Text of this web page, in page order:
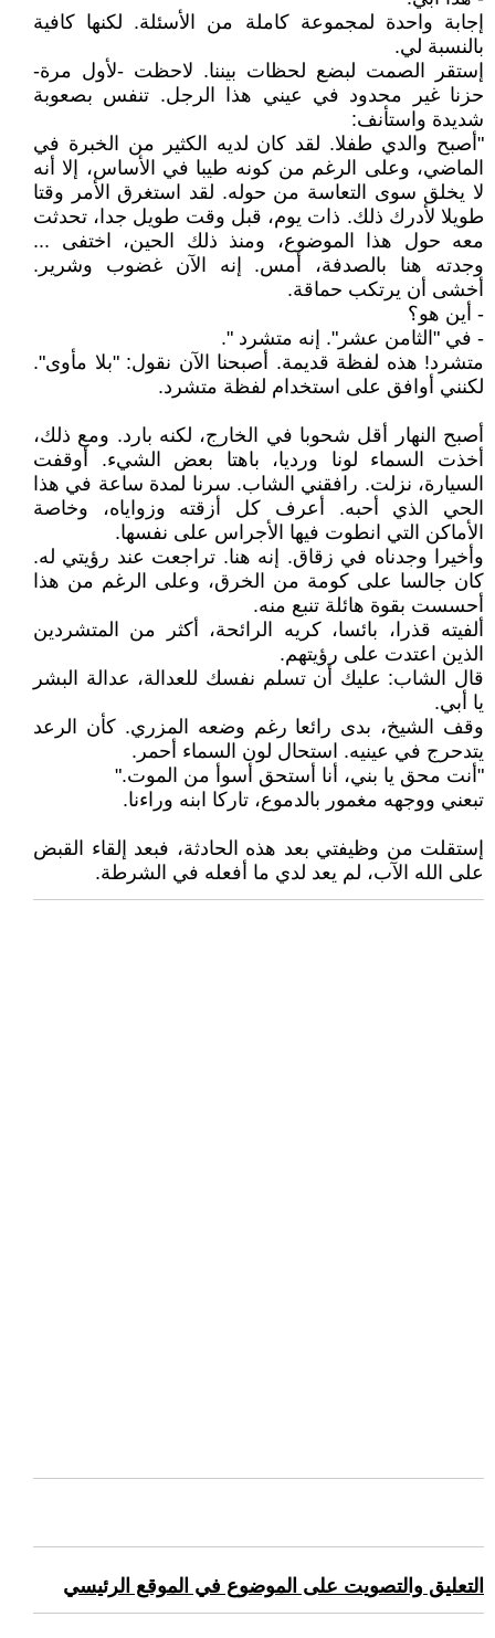
إجابة واحدة لمجموعة كاملة من الأسئلة. لكنها كافية
بالنسبة لي.
إستقر الصمت لبضع لحظات بيننا. لاحظت -لأول مرة-
حزنا غير محدود في عيني هذا الرجل. تنفس بصعوبة
شديدة واستأنف:
"أصبح والدي طفلا. لقد كان لديه الكثير من الخبرة في
الماضي، وعلى الرغم من كونه طيبا في الأساس، إلا أنه
لا يخلق سوى التعاسة من حوله. لقد استغرق الأمر وقتا
طويلا لأدرك ذلك. ذات يوم، قبل وقت طويل جدا، تحدثت
معه حول هذا الموضوع، ومنذ ذلك الحين، اختفى ...
وجدته هنا بالصدفة، أمس. إنه الآن غضوب وشرير.
أخشى أن يرتكب حماقة.
- أين هو؟
- في "الثامن عشر". إنه متشرد ".
متشرد! هذه لفظة قديمة. أصبحنا الآن نقول: "بلا مأوى".
لكنني أوافق على استخدام لفظة متشرد.
أصبح النهار أقل شحوبا في الخارج، لكنه بارد. ومع ذلك،
أخذت السماء لونا ورديا، باهتا بعض الشيء. أوقفت
السيارة، نزلت. رافقني الشاب. سرنا لمدة ساعة في هذا
الحي الذي أحبه. أعرف كل أزقته وزواياه، وخاصة
الأماكن التي انطوت فيها الأجراس على نفسها.
وأخيرا وجدناه في زقاق. إنه هنا. تراجعت عند رؤيتي له.
كان جالسا على كومة من الخرق، وعلى الرغم من هذا
أحسست بقوة هائلة تنبع منه.
ألفيته قذرا، بائسا، كريه الرائحة، أكثر من المتشردين
الذين اعتدت على رؤيتهم.
قال الشاب: عليك أن تسلم نفسك للعدالة، عدالة البشر
يا أبي.
وقف الشيخ، بدى رائعا رغم وضعه المزري. كأن الرعد
يتدحرج في عينيه. استحال لون السماء أحمر.
"أنت محق يا بني، أنا أستحق أسوأ من الموت."
تبعني ووجهه مغمور بالدموع، تاركا ابنه وراءنا.
إستقلت من وظيفتي بعد هذه الحادثة، فبعد إلقاء القبض
على الله الآب، لم يعد لدي ما أفعله في الشرطة.
التعليق والتصويت على الموضوع في الموقع الرئيسي